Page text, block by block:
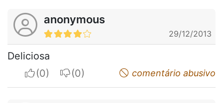
anonymous
29/12/2013
Deliciosa
I apreciateI do not appreciatecomentário abusivo